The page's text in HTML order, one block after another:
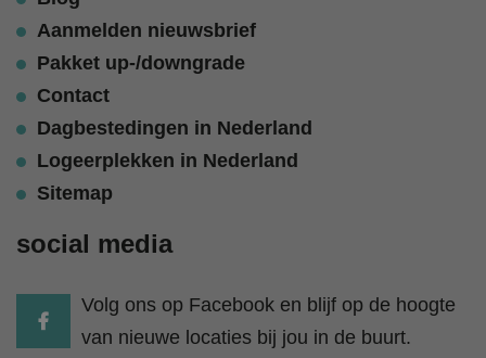
Aanmelden nieuwsbrief
Pakket up-/downgrade
Contact
Dagbestedingen in Nederland
Logeerplekken in Nederland
Sitemap
social media
Volg ons op Facebook en blijf op de hoogte
van nieuwe locaties bij jou in de buurt.